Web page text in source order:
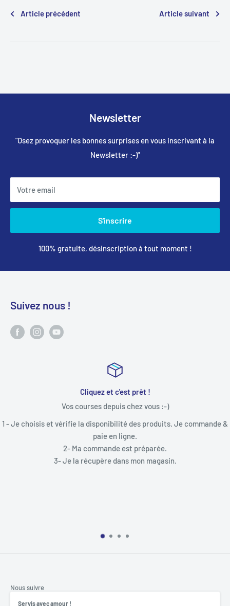
Article précédent Article suivant
Newsletter
"Osez provoquer les bonnes surprises en vous inscrivant à la
Newsletter :-)"
Votre email
S'inscrire
100% gratuite, désinscription à tout moment !
Suivez nous !
Je commande &
Toujours à votre écoute
"N'hésitez pas à nous appeler pour obtenir un
9h30-12h00/13h-30-18h30
Jeudi : 9h30-12h00
Nous suivre
Servis avec amour !